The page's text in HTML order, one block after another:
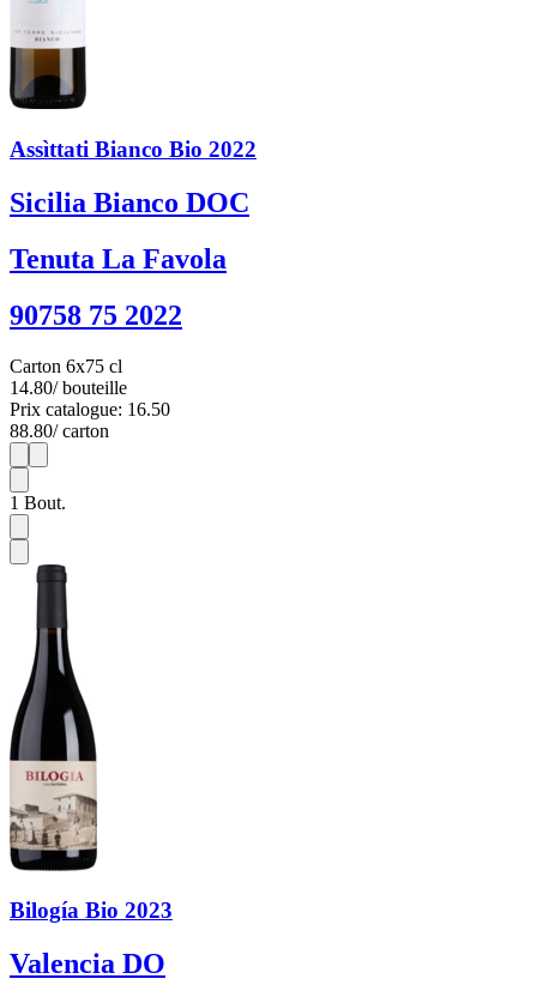
Assìttati Bianco Bio 2022
Sicilia Bianco DOC
Tenuta La Favola
90758 75 2022
Carton 6x75 cl
14.80/ bouteille
Prix catalogue: 16.50
88.80/ carton
1
1 Bout.
Bilogía Bio 2023
Valencia DO